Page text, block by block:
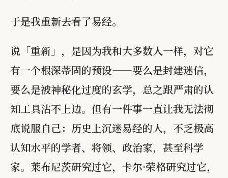
于是我重新去看了易经。
说「重新」，是因为我和大多数人一样，对它
有一个根深蒂固的预设——要么是封建迷信，
要么是被神秘化过度的玄学，总之跟严肃的认
知工具沾不上边。但有一件事一直让我无法彻
底说服自己：历史上沉迷易经的人，不乏极高
认知水平的学者、将领、政治家，甚至科学
家。莱布尼茨研究过它，卡尔·荣格研究过它，